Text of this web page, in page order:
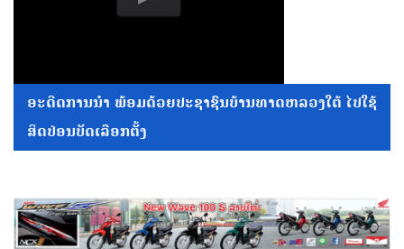
ອະດີດການນໍາ ພ້ອມດ້ວຍປະຊາຊົນບ້ານທາດຫລວງໃຕ້ ໄປໃຊ້
ສິດປ່ອນບັດເລືອກຕັ້ງ